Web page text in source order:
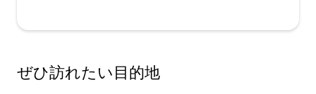
ぜひ訪⁠れ⁠た⁠い目⁠的⁠地